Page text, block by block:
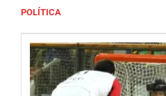
POLÍTICA